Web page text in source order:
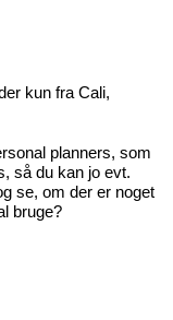
kun fra Cali,
planners, som
så du kan jo evt.
se, om der er noget
bruge?